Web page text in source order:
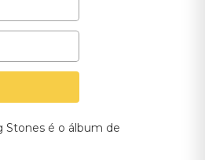
Stones é o álbum de